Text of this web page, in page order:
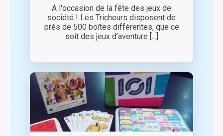
A l'occasion de la fête des jeux de
société ! Les Tricheurs disposent de
près de 500 boîtes différentes, que ce
soit des jeux d’aventure [...]